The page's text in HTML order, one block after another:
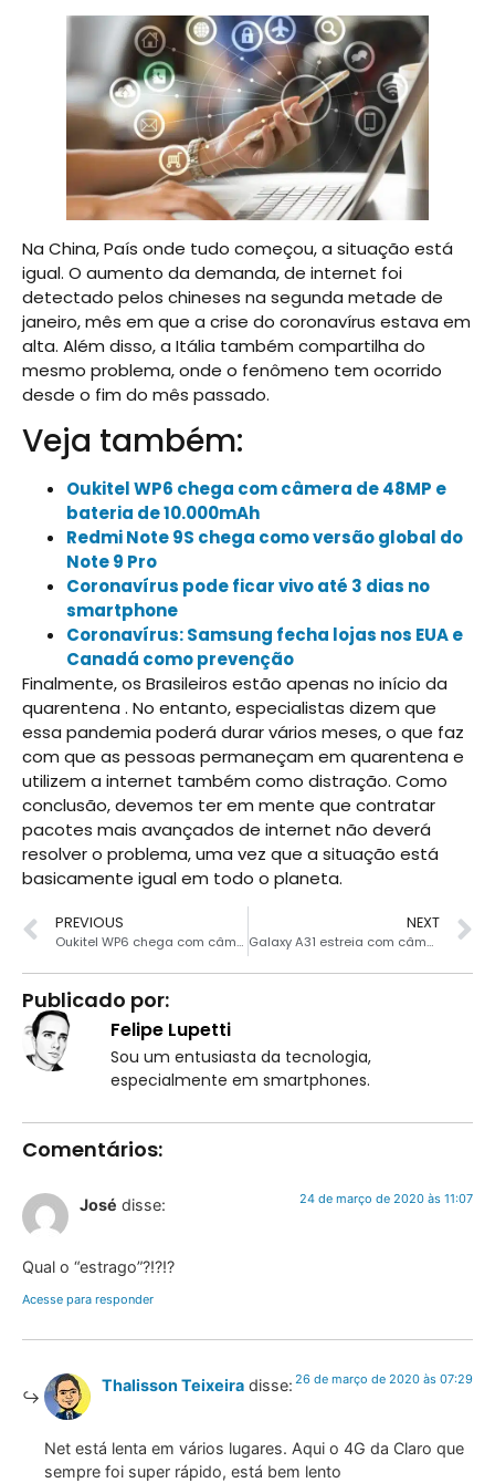
Na China, País onde tudo começou, a situação está
igual. O aumento da demanda, de internet foi
detectado pelos chineses na segunda metade de
janeiro, mês em que a crise do coronavírus estava em
alta. Além disso, a Itália também compartilha do
mesmo problema, onde o fenômeno tem ocorrido
desde o fim do mês passado.
Veja também:
Oukitel WP6 chega com câmera de 48MP e
bateria de 10.000mAh
Redmi Note 9S chega como versão global do
Note 9 Pro
Coronavírus pode ficar vivo até 3 dias no
smartphone
Coronavírus: Samsung fecha lojas nos EUA e
Canadá como prevenção
Finalmente, os Brasileiros estão apenas no início da
quarentena . No entanto, especialistas dizem que
essa pandemia poderá durar vários meses, o que faz
com que as pessoas permaneçam em quarentena e
utilizem a internet também como distração. Como
conclusão, devemos ter em mente que contratar
pacotes mais avançados de internet não deverá
resolver o problema, uma vez que a situação está
basicamente igual em todo o planeta.
PREVIOUS
Oukitel WP6 chega com câmera de 48MP e bateria de 10.000mAh
NEXT
Galaxy A31 estreia com câmera quádrupla de 48MP
Publicado por:
Felipe Lupetti
Sou um entusiasta da tecnologia,
especialmente em smartphones.
Comentários:
José disse: 24 de março de 2020 às 11:07
Qual o “estrago”?!?!?
Acesse para responder
Thalisson Teixeira disse: 26 de março de 2020 às 07:29
Net está lenta em vários lugares. Aqui o 4G da Claro que
sempre foi super rápido, está bem lento